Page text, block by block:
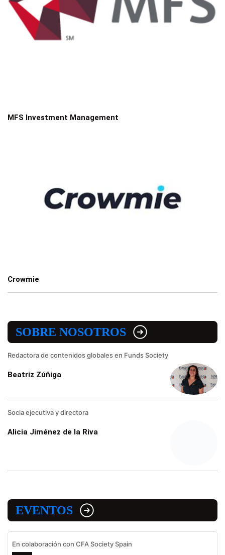
MFS Investment Management
Crowmie
SOBRE NOSOTROS
Redactora de contenidos globales en Funds Society
Beatriz Zúñiga
Socia ejecutiva y directora
Alicia Jiménez de la Riva
EVENTOS
En colaboración con CFA Society Spain